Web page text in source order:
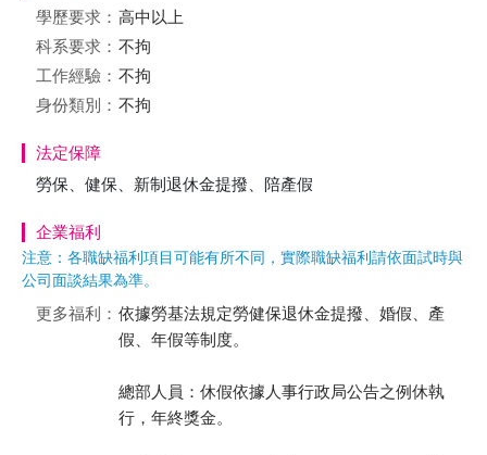
學歷要求： 高中以上
科系要求： 不拘
工作經驗： 不拘
身份類別： 不拘
法定保障
勞保、健保、新制退休金提撥、陪產假
企業福利
注意：各職缺福利項目可能有所不同，實際職缺福利請依面試時與
公司面談結果為準。
更多福利： 依據勞基法規定勞健保退休金提撥、婚假、產
假、年假等制度。
總部人員：休假依據人事行政局公告之例休執
行，年終獎金。